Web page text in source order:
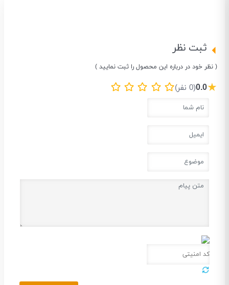
ثبت نظر
( نظر خود در درباره این محصول را ثبت نمایید )
★
0.0(0 نفر)